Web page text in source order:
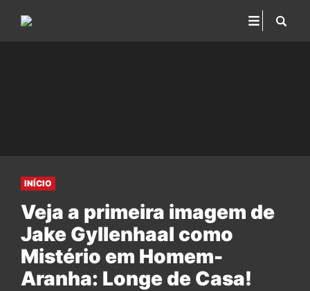
INÍCIO
Veja a primeira imagem de
Jake Gyllenhaal como
Mistério em Homem-
Aranha: Longe de Casa!